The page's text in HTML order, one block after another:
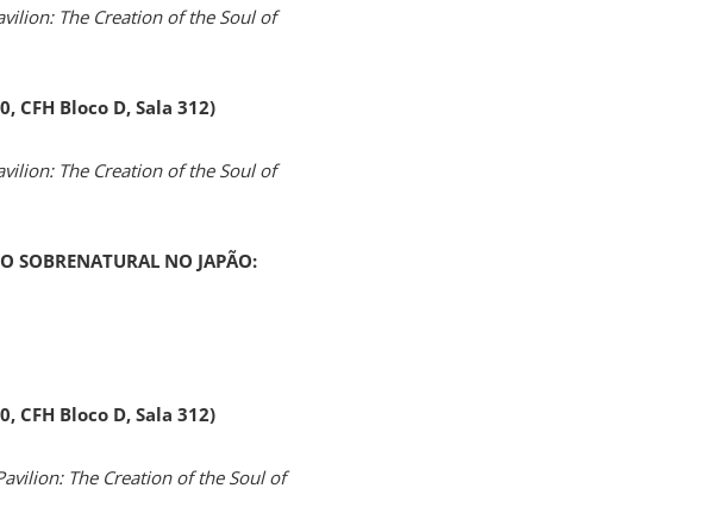
The Creation of the Soul of
CFH Bloco D, Sala 312)
The Creation of the Soul of
SOBRENATURAL NO JAPÃO:
CFH Bloco D, Sala 312)
The Creation of the Soul of